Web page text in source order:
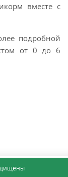
вместе с
подробной
от 0 до 6